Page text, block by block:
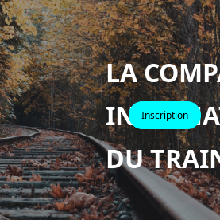
LA
DU
Inscription